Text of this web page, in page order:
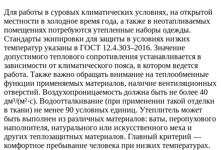
Для работы в суровых климатических условиях, на открытой
местности в холодное время года, а также в неотапливаемых
помещениях потребуются утепленные наборы одежды.
Стандарты экипировки для защиты в условиях низких
температур указаны в ГОСТ 12.4.303–2016. Значение
допустимого теплового сопротивления устанавливается в
зависимости от климатического пояса, в котором ведется
работа. Также важно обращать внимание на теплообменные
функции применяемых материалов, наличие вентиляционных
отверстий. Воздухопроницаемость должна быть не более 40
дм³/(м²·с). Водоотталкивание (при применении такой отделки
в ткани) не менее 90 условных единиц. Утеплитель может
быть выполнен из различных материалов: ваты, перопухового
наполнителя, натурального или искусственного меха и
других теплозащитных материалов. Главный критерий —
комфортное пребывание человека при низких температурах.